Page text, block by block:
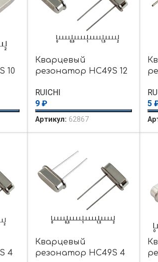
10
Кварцевый
резонатор HC49S 12
RUICHI
9 ₽
Артикул: 62867
5
4
Кварцевый
резонатор HC49S 4